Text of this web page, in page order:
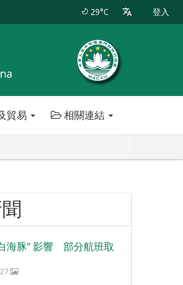
29°C 登入
貿易 相關連結
海豚” 影響 部分航班取